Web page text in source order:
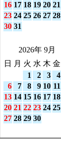
16 17 18 19 20 21
23 24 25 26 27 28
30 31
2026年 9月
日
月 火 水 木 金
1
2 3 4
6
7 8 9 10 11
13 14 15 16 17 18
20 21 22 23 24 25
27 28 29 30